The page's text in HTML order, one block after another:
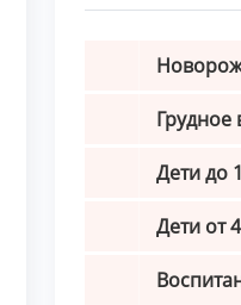
Грудное
Дети до
Дети от